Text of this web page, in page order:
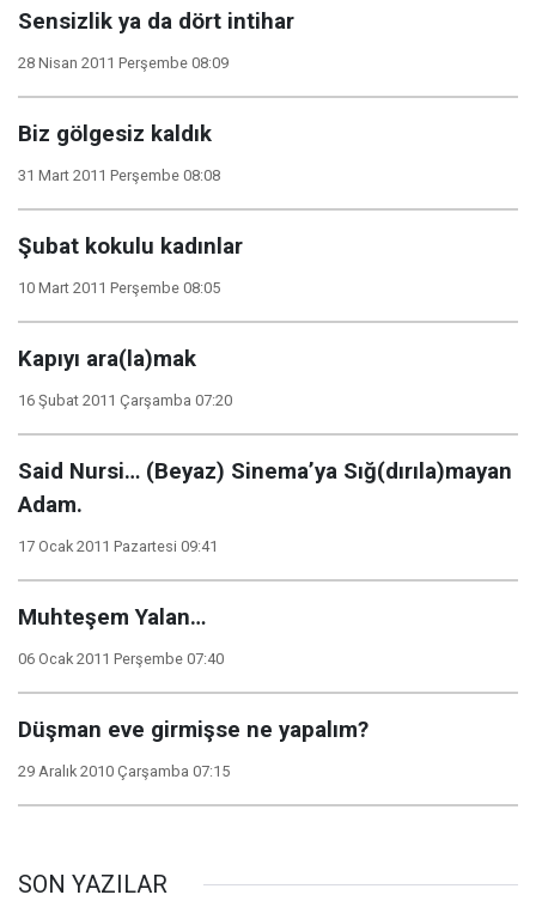
Sensizlik ya da dört intihar
28 Nisan 2011 Perşembe 08:09
Biz gölgesiz kaldık
31 Mart 2011 Perşembe 08:08
Şubat kokulu kadınlar
10 Mart 2011 Perşembe 08:05
Kapıyı ara(la)mak
16 Şubat 2011 Çarşamba 07:20
Said Nursi… (Beyaz) Sinema’ya Sığ(dırıla)mayan
Adam.
17 Ocak 2011 Pazartesi 09:41
Muhteşem Yalan…
06 Ocak 2011 Perşembe 07:40
Düşman eve girmişse ne yapalım?
29 Aralık 2010 Çarşamba 07:15
SON YAZILAR